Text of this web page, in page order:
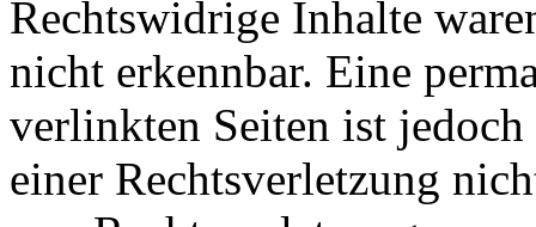
Rechtswidrige Inhalte
nicht erkennbar. Eine
verlinkten Seiten ist
einer Rechtsverletzung